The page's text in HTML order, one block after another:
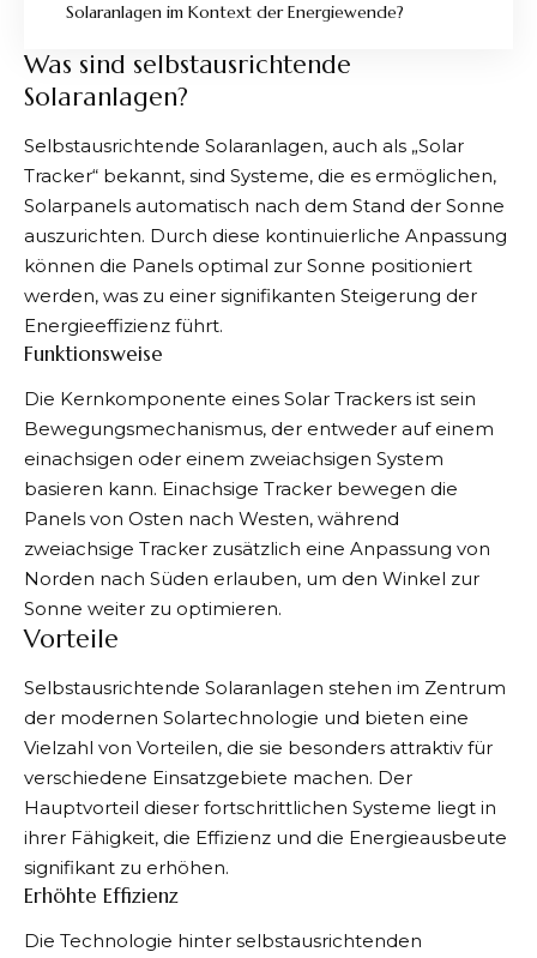
Solaranlagen im Kontext der Energiewende?
Was sind selbstausrichtende
Solaranlagen?
Selbstausrichtende Solaranlagen, auch als „Solar
Tracker“ bekannt, sind Systeme, die es ermöglichen,
Solarpanels automatisch nach dem Stand der Sonne
auszurichten. Durch diese kontinuierliche Anpassung
können die Panels optimal zur Sonne positioniert
werden, was zu einer signifikanten Steigerung der
Energieeffizienz führt.
Funktionsweise
Die Kernkomponente eines Solar Trackers ist sein
Bewegungsmechanismus, der entweder auf einem
einachsigen oder einem zweiachsigen System
basieren kann. Einachsige Tracker bewegen die
Panels von Osten nach Westen, während
zweiachsige Tracker zusätzlich eine Anpassung von
Norden nach Süden erlauben, um den Winkel zur
Sonne weiter zu optimieren.
Vorteile
Selbstausrichtende Solaranlagen stehen im Zentrum
der modernen Solartechnologie und bieten eine
Vielzahl von Vorteilen, die sie besonders attraktiv für
verschiedene Einsatzgebiete machen. Der
Hauptvorteil dieser fortschrittlichen Systeme liegt in
ihrer Fähigkeit, die Effizienz und die Energieausbeute
signifikant zu erhöhen.
Erhöhte Effizienz
Die Technologie hinter selbstausrichtenden